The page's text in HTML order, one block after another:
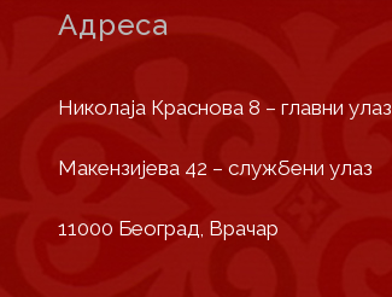
Адреса
Николаја Краснова 8 – главни улаз
Макензијева 42 – службени улаз
11000 Београд, Врачар